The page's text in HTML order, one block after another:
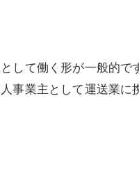
して働く形が一般的
事業主として運送業